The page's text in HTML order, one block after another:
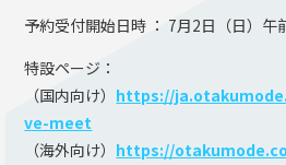
予約受付開始日時 ： 7月2日（日）午
特設ページ：
（国内向け） https://
ve-meet
（海外向け） https://